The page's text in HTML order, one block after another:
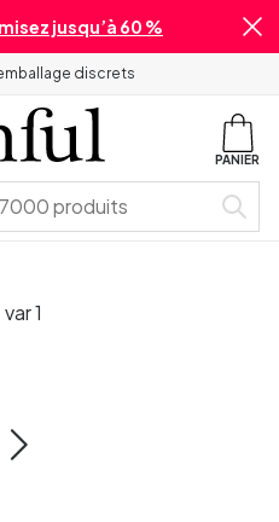
jusqu’à 60 %
discrets
PANIER